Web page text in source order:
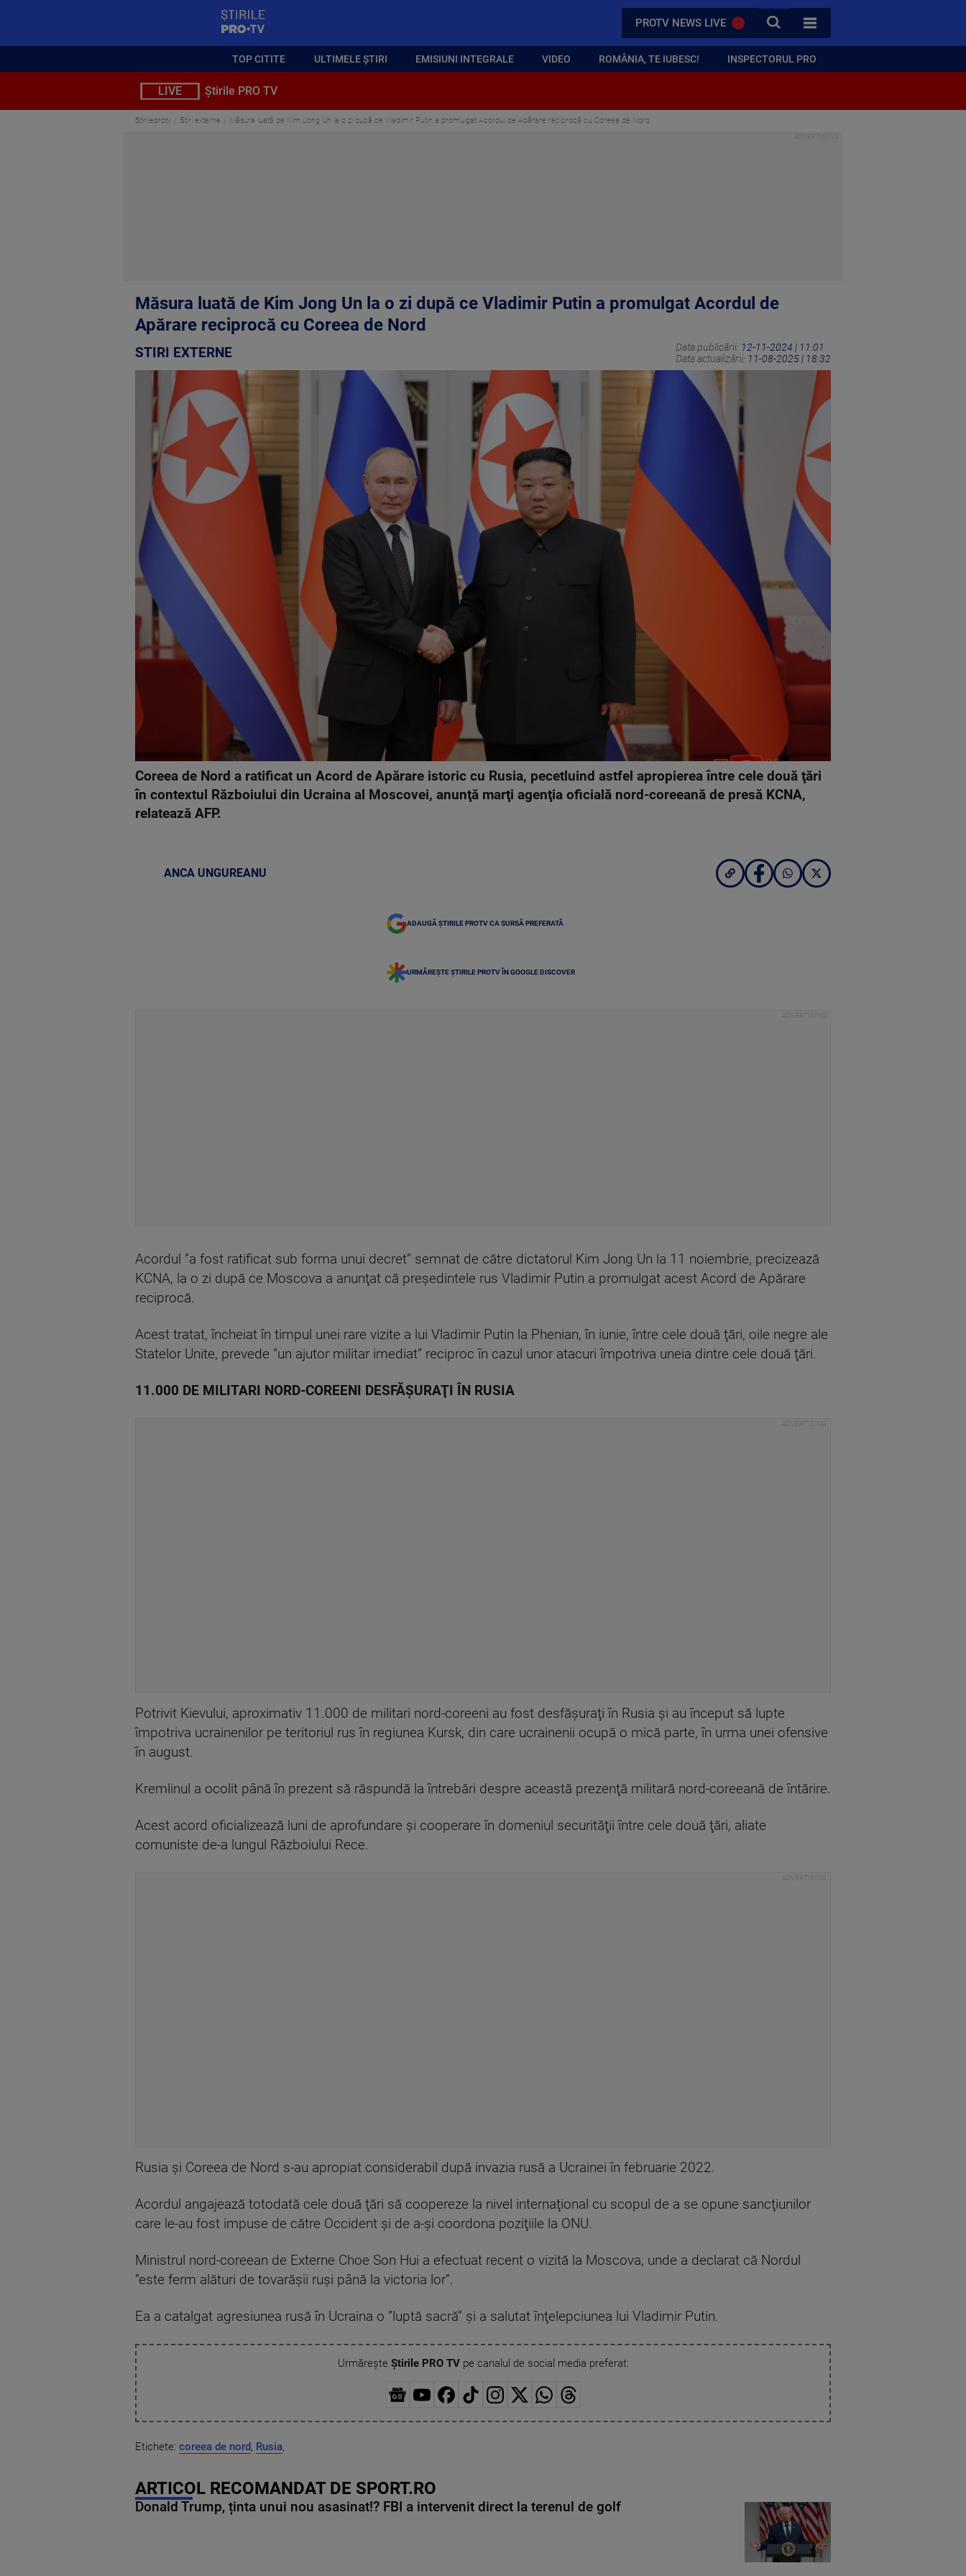
PROTV NEWS LIVE CAUTA
TOATE CATEGORIILE
TOP CITITE ULTIMELE ȘTIRI EMISIUNI INTEGRALE VIDEO ROMÂNIA, TE IUBESC! INSPECTORUL PRO
LIVE Știrile PRO TV
Stirileprotv Stiri externe Măsura luată de Kim Jong Un la o zi după ce Vladimir Putin a promulgat Acordul de Apărare reciprocă cu Coreea de Nord
Măsura luată de Kim Jong Un la o zi după ce Vladimir Putin a promulgat Acordul de
Apărare reciprocă cu Coreea de Nord
STIRI EXTERNE Data publicării: 12-11-2024 | 11:01
Data actualizării: 11-08-2025 | 18:32
Coreea de Nord a ratificat un Acord de Apărare istoric cu Rusia, pecetluind astfel apropierea între cele două ţări
în contextul Războiului din Ucraina al Moscovei, anunţă marţi agenţia oficială nord-coreeană de presă KCNA,
relatează AFP.
ANCA UNGUREANU
ADAUGĂ ȘTIRILE PROTV CA SURSĂ PREFERATĂ
URMĂREȘTE ȘTIRILE PROTV ÎN GOOGLE DISCOVER
Acordul ”a fost ratificat sub forma unui decret” semnat de către dictatorul Kim Jong Un la 11 noiembrie, precizează
KCNA, la o zi după ce Moscova a anunţat că preşedintele rus Vladimir Putin a promulgat acest Acord de Apărare
reciprocă.
Acest tratat, încheiat în timpul unei rare vizite a lui Vladimir Putin la Phenian, în iunie, între cele două ţări, oile negre ale
Statelor Unite, prevede ”un ajutor militar imediat” reciproc în cazul unor atacuri împotriva uneia dintre cele două ţări.
11.000 DE MILITARI NORD-COREENI DESFĂŞURAŢI ÎN RUSIA
Potrivit Kievului, aproximativ 11.000 de militari nord-coreeni au fost desfăşuraţi în Rusia şi au început să lupte
împotriva ucrainenilor pe teritoriul rus în regiunea Kursk, din care ucrainenii ocupă o mică parte, în urma unei ofensive
în august.
Kremlinul a ocolit până în prezent să răspundă la întrebări despre această prezenţă militară nord-coreeană de întărire.
Acest acord oficializează luni de aprofundare şi cooperare în domeniul securităţii între cele două ţări, aliate
comuniste de-a lungul Războiului Rece.
Rusia şi Coreea de Nord s-au apropiat considerabil după invazia rusă a Ucrainei în februarie 2022.
Acordul angajează totodată cele două ţări să coopereze la nivel internaţional cu scopul de a se opune sancţiunilor
care le-au fost impuse de către Occident şi de a-şi coordona poziţiile la ONU.
Ministrul nord-coreean de Externe Choe Son Hui a efectuat recent o vizită la Moscova, unde a declarat că Nordul
”este ferm alături de tovarăşii ruşi până la victoria lor”.
Ea a catalgat agresiunea rusă în Ucraina o ”luptă sacră” şi a salutat înţelepciunea lui Vladimir Putin.
Urmărește Știrile PRO TVpe canalul de social media preferat:
Etichete: coreea de nord, Rusia,
ARTICOL RECOMANDAT DE SPORT.RO
Donald Trump, ținta unui nou asasinat!? FBI a intervenit direct la terenul de golf